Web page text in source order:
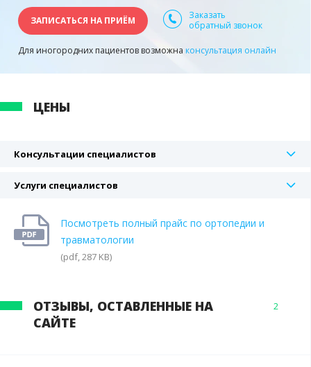
ЗАПИСАТЬСЯ НА ПРИЁМ
Заказать
обратный звонок
Для иногородних пациентов возможна консультация онлайн
ЦЕНЫ
Консультации специалистов
Услуги специалистов
Посмотреть полный прайс по ортопедии и
травматологии
(pdf, 287 KB)
ОТЗЫВЫ, ОСТАВЛЕННЫЕ НА
САЙТЕ
2